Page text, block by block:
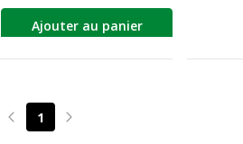
Ajouter au panier
Page précédente
1 Page suivante